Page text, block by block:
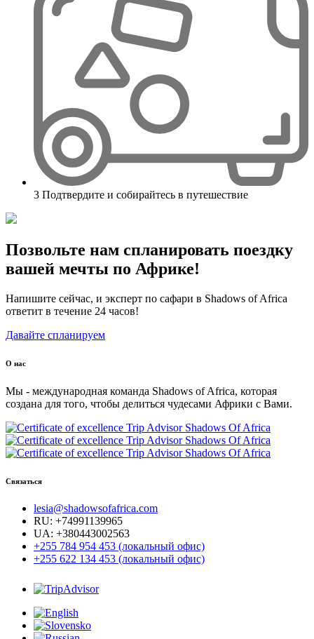
3 Подтвердите и собирайтесь в путешествие
Позвольте нам спланировать поездку
вашей мечты по Африке!
Напишите сейчас, и эксперт по сафари в Shadows of Africa
ответит в течение 24 часов!
Давайте спланируем
О нас
Мы - международная команда Shadows of Africa, которая
создана для того, чтобы делиться чудесами Африки с Вами.
Связаться
lesia@shadowsofafrica.com
RU: +74991139965
UA: +380443002563
+255 784 954 453 (локальный офис)
+255 622 134 453 (локальный офис)